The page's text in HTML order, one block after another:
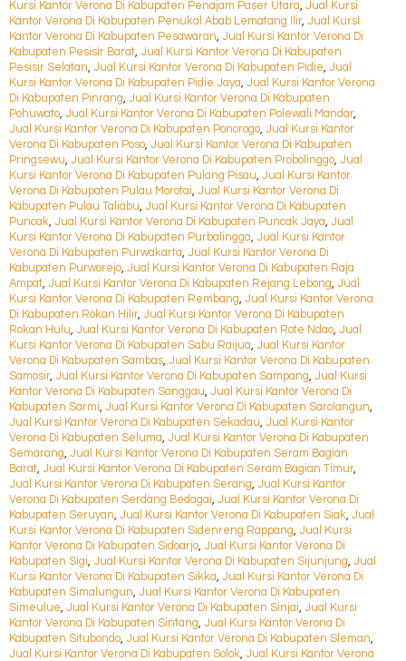
Kursi Kantor Verona Di Kabupaten Penajam Paser Utara, Jual Kursi
Kantor Verona Di Kabupaten Penukal Abab Lematang Ilir, Jual Kursi
Kantor Verona Di Kabupaten Pesawaran, Jual Kursi Kantor Verona Di
Kabupaten Pesisir Barat, Jual Kursi Kantor Verona Di Kabupaten
Pesisir Selatan, Jual Kursi Kantor Verona Di Kabupaten Pidie, Jual
Kursi Kantor Verona Di Kabupaten Pidie Jaya, Jual Kursi Kantor Verona
Di Kabupaten Pinrang, Jual Kursi Kantor Verona Di Kabupaten
Pohuwato, Jual Kursi Kantor Verona Di Kabupaten Polewali Mandar,
Jual Kursi Kantor Verona Di Kabupaten Ponorogo, Jual Kursi Kantor
Verona Di Kabupaten Poso, Jual Kursi Kantor Verona Di Kabupaten
Pringsewu, Jual Kursi Kantor Verona Di Kabupaten Probolinggo, Jual
Kursi Kantor Verona Di Kabupaten Pulang Pisau, Jual Kursi Kantor
Verona Di Kabupaten Pulau Morotai, Jual Kursi Kantor Verona Di
Kabupaten Pulau Taliabu, Jual Kursi Kantor Verona Di Kabupaten
Puncak, Jual Kursi Kantor Verona Di Kabupaten Puncak Jaya, Jual
Kursi Kantor Verona Di Kabupaten Purbalingga, Jual Kursi Kantor
Verona Di Kabupaten Purwakarta, Jual Kursi Kantor Verona Di
Kabupaten Purworejo, Jual Kursi Kantor Verona Di Kabupaten Raja
Ampat, Jual Kursi Kantor Verona Di Kabupaten Rejang Lebong, Jual
Kursi Kantor Verona Di Kabupaten Rembang, Jual Kursi Kantor Verona
Di Kabupaten Rokan Hilir, Jual Kursi Kantor Verona Di Kabupaten
Rokan Hulu, Jual Kursi Kantor Verona Di Kabupaten Rote Ndao, Jual
Kursi Kantor Verona Di Kabupaten Sabu Raijua, Jual Kursi Kantor
Verona Di Kabupaten Sambas, Jual Kursi Kantor Verona Di Kabupaten
Samosir, Jual Kursi Kantor Verona Di Kabupaten Sampang, Jual Kursi
Kantor Verona Di Kabupaten Sanggau, Jual Kursi Kantor Verona Di
Kabupaten Sarmi, Jual Kursi Kantor Verona Di Kabupaten Sarolangun,
Jual Kursi Kantor Verona Di Kabupaten Sekadau, Jual Kursi Kantor
Verona Di Kabupaten Seluma, Jual Kursi Kantor Verona Di Kabupaten
Semarang, Jual Kursi Kantor Verona Di Kabupaten Seram Bagian
Barat, Jual Kursi Kantor Verona Di Kabupaten Seram Bagian Timur,
Jual Kursi Kantor Verona Di Kabupaten Serang, Jual Kursi Kantor
Verona Di Kabupaten Serdang Bedagai, Jual Kursi Kantor Verona Di
Kabupaten Seruyan, Jual Kursi Kantor Verona Di Kabupaten Siak, Jual
Kursi Kantor Verona Di Kabupaten Sidenreng Rappang, Jual Kursi
Kantor Verona Di Kabupaten Sidoarjo, Jual Kursi Kantor Verona Di
Kabupaten Sigi, Jual Kursi Kantor Verona Di Kabupaten Sijunjung, Jual
Kursi Kantor Verona Di Kabupaten Sikka, Jual Kursi Kantor Verona Di
Kabupaten Simalungun, Jual Kursi Kantor Verona Di Kabupaten
Simeulue, Jual Kursi Kantor Verona Di Kabupaten Sinjai, Jual Kursi
Kantor Verona Di Kabupaten Sintang, Jual Kursi Kantor Verona Di
Kabupaten Situbondo, Jual Kursi Kantor Verona Di Kabupaten Sleman,
Jual Kursi Kantor Verona Di Kabupaten Solok, Jual Kursi Kantor Verona